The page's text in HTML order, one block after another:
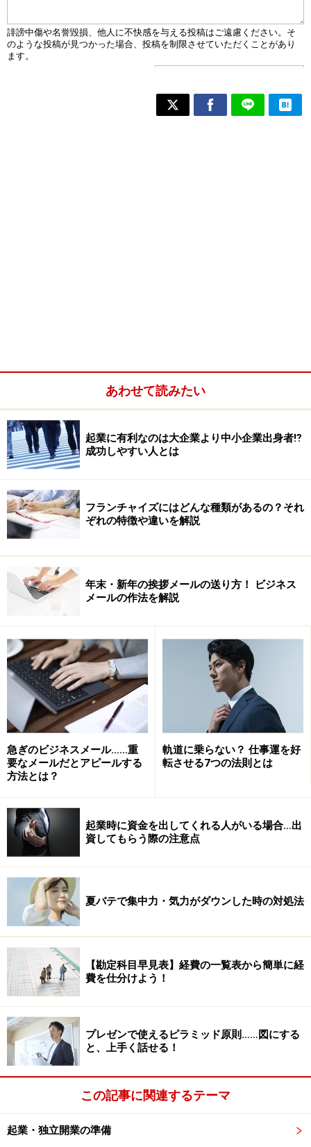
あわせて読みたい
起業に有利なのは大企業より中小企業出身者⁉
成功しやすい人とは
フランチャイズにはどんな種類があるの？それ
ぞれの特徴や違いを解説
年末・新年の挨拶メールの送り方！ ビジネス
メールの作法を解説
急ぎのビジネスメール……重
要なメールだとアピールする
方法とは？
軌道に乗らない？ 仕事運を好
転させる7つの法則とは
起業時に資金を出してくれる人がいる場合…出
資してもらう際の注意点
夏バテで集中力・気力がダウンした時の対処法
【勘定科目早見表】経費の一覧表から簡単に経
費を仕分けよう！
プレゼンで使えるピラミッド原則……図にする
と、上手く話せる！
この記事に関連するテーマ
起業・独立開業の準備